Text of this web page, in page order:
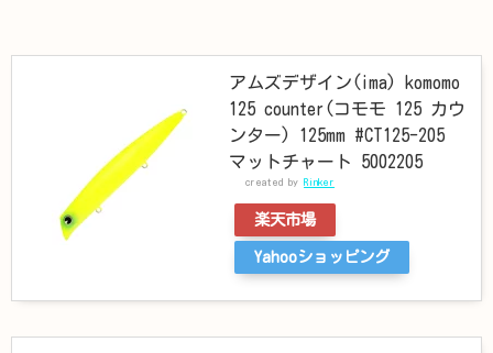
アムズデザイン(ima) komomo
125 counter(コモモ 125 カウ
ンター) 125mm #CT125-205
マットチャート 5002205
created by Rinker
楽天市場
Yahooショッピング